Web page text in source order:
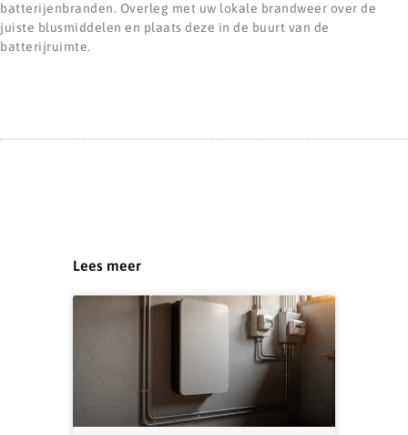
batterijenbranden. Overleg met uw lokale brandweer over de
juiste blusmiddelen en plaats deze in de buurt van de
batterijruimte.
Lees meer